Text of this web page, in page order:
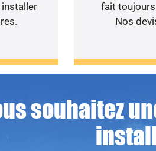
fait toujours
Nos
souhaitez